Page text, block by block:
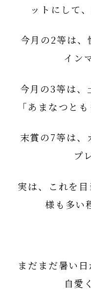
ット にして
今月の2等は、
イン
今月の3等は、
「あまなつと
末賞の7等は、
プ
実は、これを
様も多
まだまだ暑い
自愛